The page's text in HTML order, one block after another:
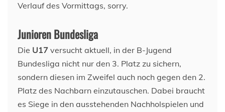
Verlauf des Vormittags, sorry.
Junioren Bundesliga
Die U17 versucht aktuell, in der B-Jugend
Bundesliga nicht nur den 3. Platz zu sichern,
sondern diesen im Zweifel auch noch gegen den 2.
Platz des Nachbarn einzutauschen. Dabei braucht
es Siege in den ausstehenden Nachholspielen und